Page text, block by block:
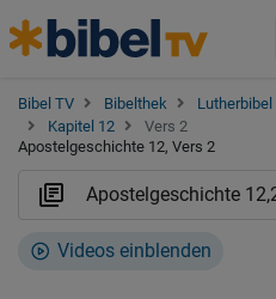
Bibel TV Bibelthek Lutherbibel
Kapitel 12
Vers 2
Apostelgeschichte 12, Vers 2
Videos einblenden